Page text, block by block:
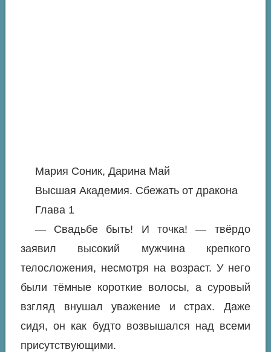
Мария Соник, Дарина Май
Высшая Академия. Сбежать от дракона
Глава 1
— Свадьбе быть! И точка! — твёрдо
заявил высокий мужчина крепкого
телосложения, несмотря на возраст. У него
были тёмные короткие волосы, а суровый
взгляд внушал уважение и страх. Даже
сидя, он как будто возвышался над всеми
присутствующими.